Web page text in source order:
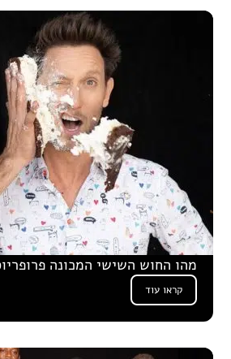
מהו החוש השישי המכונה
קראו עוד